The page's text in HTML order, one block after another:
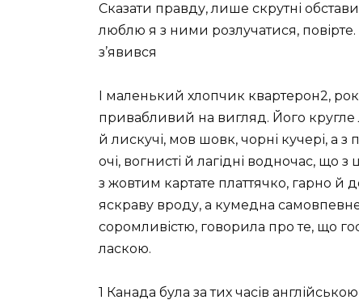
Сказати правду, лише скрутні
люблю я з ними розлучатися,
з’явився
І маленький хлопчик квартерон2,
привабливий на вигляд. Його
й лискучі, мов шовк, чорні кучері, а з
очі, вогнисті й лагідні водночас, що
з жовтим картате платтячко, гарно й
яскраву вроду, а кумедна
соромливістю, говорила про те, що
ласкою.
1 Канада була за тих часів